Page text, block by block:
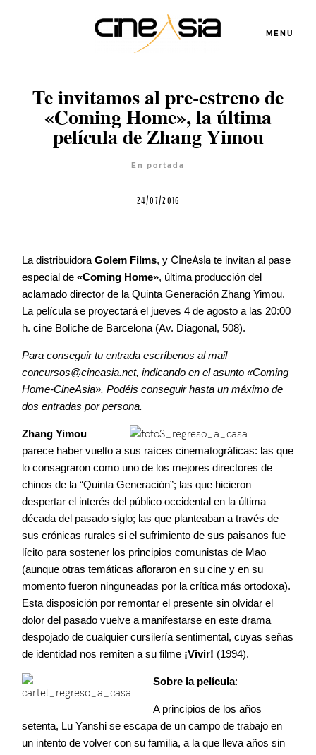
MENU
Te invitamos al pre-estreno de
«Coming Home», la última
película de Zhang Yimou
En portada
24/07/2016
La distribuidora Golem Films, y CineAsia te invitan al pase
especial de «Coming Home», última producción del
aclamado director de la Quinta Generación Zhang Yimou.
La película se proyectará el jueves 4 de agosto a las 20:00
h. cine Boliche de Barcelona (Av. Diagonal, 508).
Para conseguir tu entrada escríbenos al mail
concursos@cineasia.net, indicando en el asunto «Coming
Home-CineAsia». Podéis conseguir hasta un máximo de
dos entradas por persona.
Zhang Yimou
parece haber vuelto a sus raíces cinematográficas: las que
lo consagraron como uno de los mejores directores de
chinos de la “Quinta Generación”; las que hicieron
despertar el interés del público occidental en la última
década del pasado siglo; las que planteaban a través de
sus crónicas rurales si el sufrimiento de sus paisanos fue
lícito para sostener los principios comunistas de Mao
(aunque otras temáticas afloraron en su cine y en su
momento fueron ninguneadas por la crítica más ortodoxa).
Esta disposición por remontar el presente sin olvidar el
dolor del pasado vuelve a manifestarse en este drama
despojado de cualquier cursilería sentimental, cuyas señas
de identidad nos remiten a su filme ¡Vivir! (1994).
Sobre la película:
A principios de los años
setenta, Lu Yanshi se escapa de un campo de trabajo en
un intento de volver con su familia, a la que lleva años sin
Servicios
Agenda
©2026 COPYRIGHT FLOTHEMES